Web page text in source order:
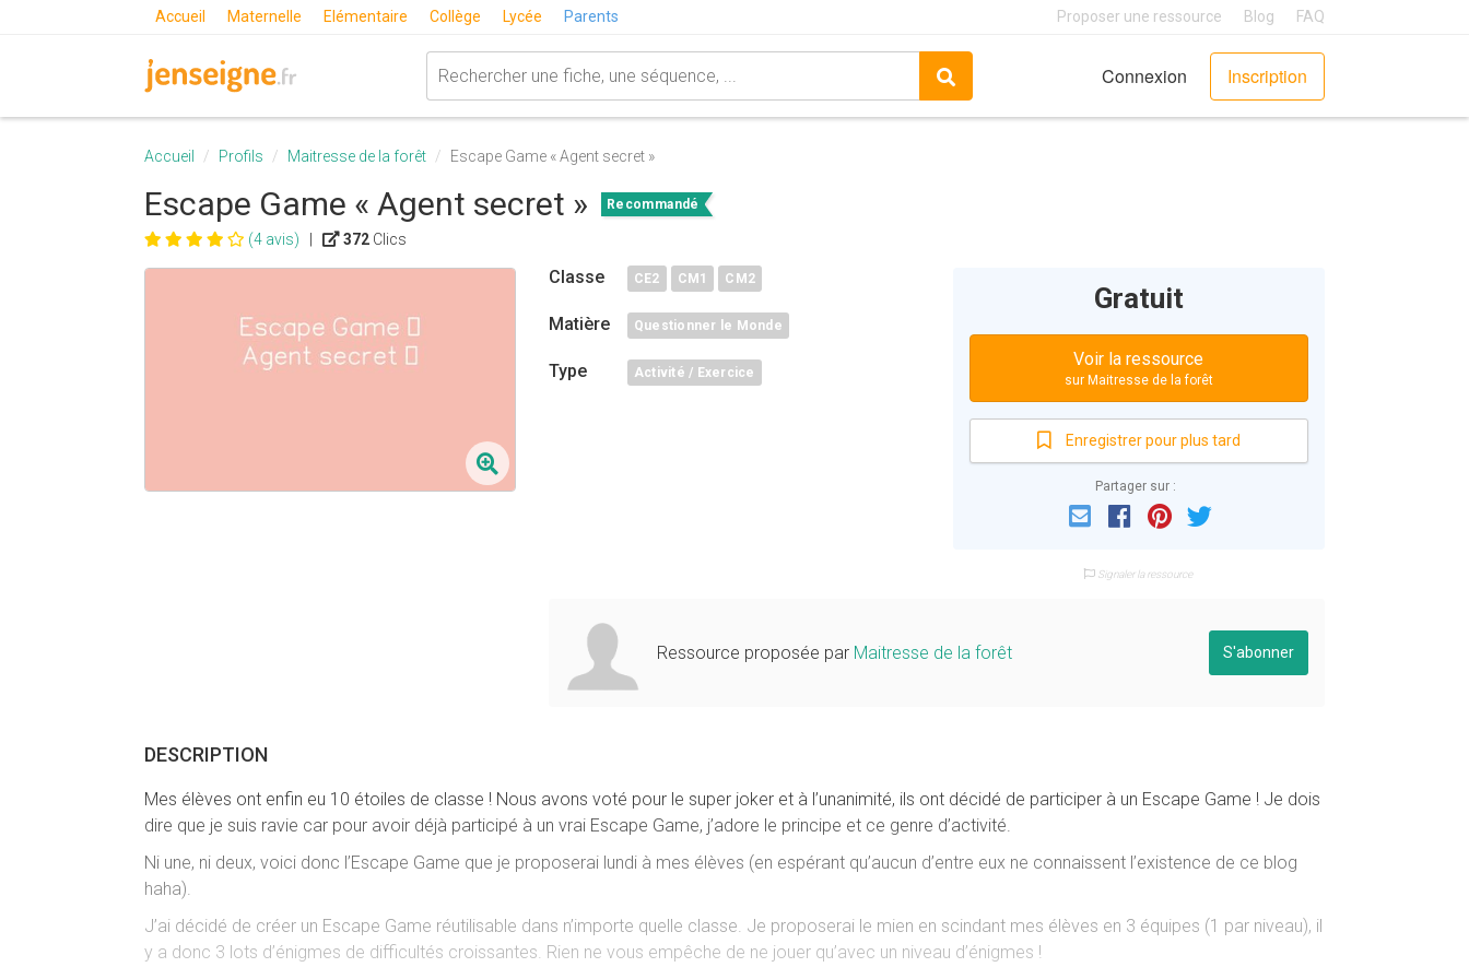
Accueil Maternelle Elémentaire Collège Lycée Parents Proposer une ressource Blog FAQ
Connexion Inscription
Accueil Profils Maitresse de la forêt Escape Game « Agent secret »
Escape Game « Agent secret » Recommandé
(4 avis) 372 Clics
Classe CE2 CM1 CM2
Matière Questionner le Monde
Type Activité / Exercice
Gratuit
Voir la ressource
sur Maitresse de la forêt
Enregistrer pour plus tard
Partager sur :
EmailFacebook
Pinterest
Signaler la ressource
Ressource proposée par Maitresse de la forêt S'abonner
DESCRIPTION
Mes élèves ont enfin eu 10 étoiles de classe ! Nous avons voté pour le super joker et à l’unanimité, ils ont décidé de participer à un Escape Game ! Je dois
dire que je suis ravie car pour avoir déjà participé à un vrai Escape Game, j’adore le principe et ce genre d’activité.
Ni une, ni deux, voici donc l’Escape Game que je proposerai lundi à mes élèves (en espérant qu’aucun d’entre eux ne connaissent l’existence de ce blog
haha).
J’ai décidé de créer un Escape Game réutilisable dans n’importe quelle classe. Je proposerai le mien en scindant mes élèves en 3 équipes (1 par niveau), il
y a donc 3 lots d’énigmes de difficultés croissantes. Rien ne vous empêche de ne jouer qu’avec un niveau d’énigmes !